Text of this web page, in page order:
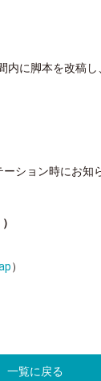
内に脚本を改稿し
ション時にお知
）
一覧に戻る